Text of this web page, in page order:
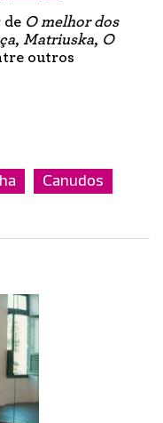
de O melhor dos
, Matriuska, O
outros
Canudos